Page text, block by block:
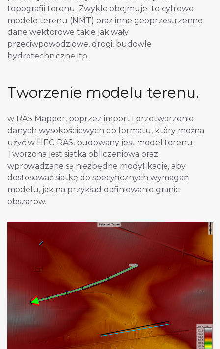
topografii terenu. Zwykle obejmuje to cyfrowe
modele terenu (NMT) oraz inne geoprzestrzenne
dane wektorowe takie jak wały
przeciwpowodziowe, drogi, budowle
hydrotechniczne itp.
Tworzenie modelu terenu.
w RAS Mapper, poprzez import i przetworzenie
danych wysokościowych do formatu, który można
użyć w HEC-RAS, budowany jest model terenu.
Tworzona jest siatka obliczeniowa oraz
wprowadzane są niezbędne modyfikacje, aby
dostosować siatkę do specyficznych wymagań
modelu, jak na przykład definiowanie granic
obszarów.